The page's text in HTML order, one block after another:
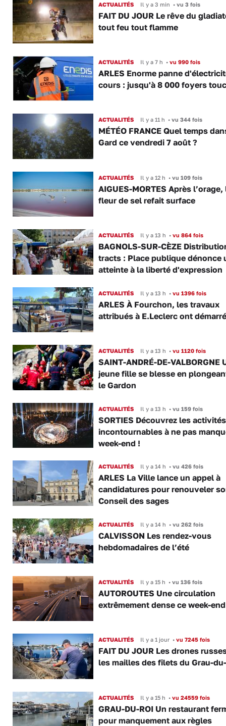
ACTUALITÉS Il y a 3 min •vu 3 fois
FAIT DU JOUR Le rêve du
tout feu tout flamme
ACTUALITÉS Il y a 7 h •vu 990 fois
ARLES Enorme panne
cours : jusqu'à 8 000 foyers
ACTUALITÉS Il y a 11 h •vu 344 fois
MÉTÉO FRANCE Quel temps
Gard ce vendredi 7 août ?
ACTUALITÉS Il y a 12 h •vu 109 fois
AIGUES-MORTES Après l’orage,
fleur de sel refait surface
ACTUALITÉS Il y a 13 h •vu 864 fois
BAGNOLS-SUR-CÈZE
tracts : Place publique dénonce
atteinte à la liberté d'expression
ACTUALITÉS Il y a 13 h •vu 1396 fois
ARLES À Fourchon, les travaux
attribués à E.Leclerc ont démarré
ACTUALITÉS Il y a 13 h •vu 1120 fois
SAINT-ANDRÉ-DE-VALBORGNE
jeune fille se blesse en
le Gardon
ACTUALITÉS Il y a 13 h •vu 159 fois
SORTIES Découvrez les activités
incontournables à ne pas
week-end !
ACTUALITÉS Il y a 14 h •vu 426 fois
ARLES La Ville lance un appel à
candidatures pour renouveler
Conseil des sages
ACTUALITÉS Il y a 14 h •vu 262 fois
CALVISSON Les rendez-vous
hebdomadaires de l’été
ACTUALITÉS Il y a 15 h •vu 136 fois
AUTOROUTES Une circulation
extrêmement dense ce week-end
ACTUALITÉS Il y a 1 jour •vu 7245 fois
FAIT DU JOUR Les drones
les mailles des filets du Grau-
ACTUALITÉS Il y a 15 h •vu 24559 fois
GRAU-DU-ROI Un restaurant
pour manquement aux règles